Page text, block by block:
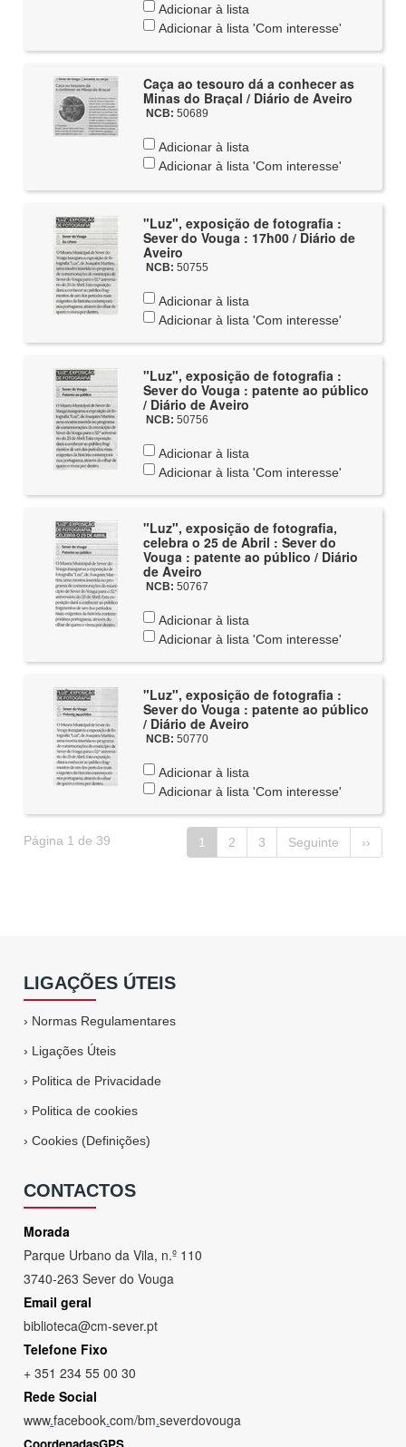
Adicionar à lista
Adicionar à lista 'Com interesse'
Caça ao tesouro dá a conhecer as
Minas do Braçal / Diário de Aveiro
NCB: 50689
Adicionar à lista
Adicionar à lista 'Com interesse'
"Luz", exposição de fotografia :
Sever do Vouga : 17h00 / Diário de
Aveiro
NCB: 50755
Adicionar à lista
Adicionar à lista 'Com interesse'
"Luz", exposição de fotografia :
Sever do Vouga : patente ao público
/ Diário de Aveiro
NCB: 50756
Adicionar à lista
Adicionar à lista 'Com interesse'
"Luz", exposição de fotografia,
celebra o 25 de Abril : Sever do
Vouga : patente ao público / Diário
de Aveiro
NCB: 50767
Adicionar à lista
Adicionar à lista 'Com interesse'
"Luz", exposição de fotografia :
Sever do Vouga : patente ao público
/ Diário de Aveiro
NCB: 50770
Adicionar à lista
Adicionar à lista 'Com interesse'
Página 1 de 39 1 2 3 Seguinte ››
LIGAÇÕES ÚTEIS
› Normas Regulamentares
› Ligações Úteis
› Politica de Privacidade
› Politica de cookies
›Cookies (Definições)
CONTACTOS
Morada
Parque Urbano da Vila, n.º 110
3740-263 Sever do Vouga
Email geral
biblioteca@cm-sever.pt
Telefone Fixo
+ 351 234 55 00 30
Rede Social
www.facebook.com/bm.severdovouga